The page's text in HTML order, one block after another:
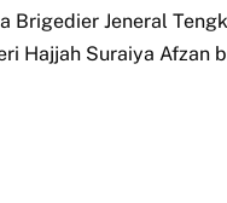
Brigedier Jeneral
Hajjah Suraiya Afzan